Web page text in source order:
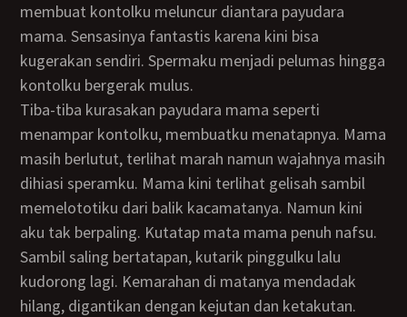
membuat kontolku meluncur diantara payudara
mama. Sensasinya fantastis karena kini bisa
kugerakan sendiri. Spermaku menjadi pelumas hingga
kontolku bergerak mulus.
Tiba-tiba kurasakan payudara mama seperti
menampar kontolku, membuatku menatapnya. Mama
masih berlutut, terlihat marah namun wajahnya masih
dihiasi speramku. Mama kini terlihat gelisah sambil
memelototiku dari balik kacamatanya. Namun kini
aku tak berpaling. Kutatap mata mama penuh nafsu.
Sambil saling bertatapan, kutarik pinggulku lalu
kudorong lagi. Kemarahan di matanya mendadak
hilang, digantikan dengan kejutan dan ketakutan.